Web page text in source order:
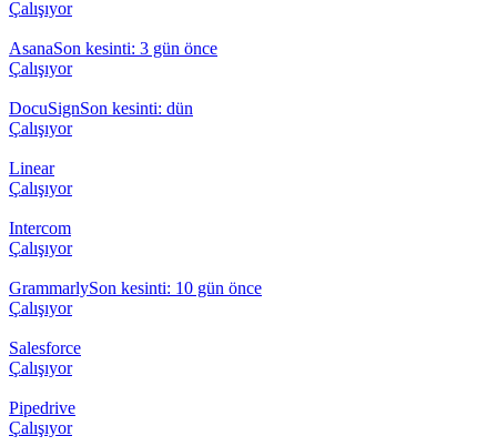
Çalışıyor
AsanaSon kesinti: 3 gün önce
Çalışıyor
DocuSignSon kesinti: dün
Çalışıyor
Linear
Çalışıyor
Intercom
Çalışıyor
GrammarlySon kesinti: 10 gün önce
Çalışıyor
Salesforce
Çalışıyor
Pipedrive
Çalışıyor